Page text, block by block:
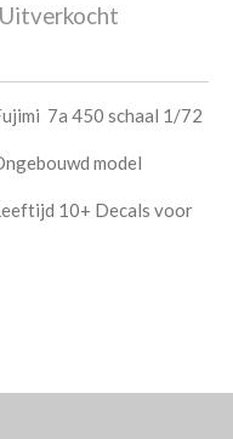
Uitverkocht
7a 450 schaal 1/72
model
10+ Decals voor